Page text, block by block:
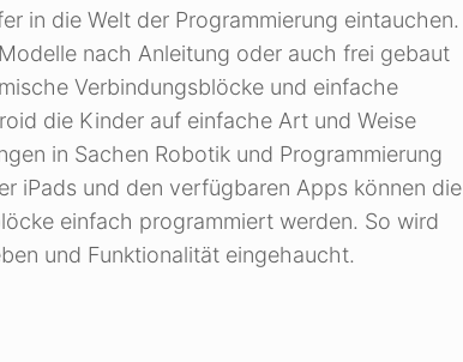
in die Welt der Programmierung eintauchen.
nach Anleitung oder auch frei gebaut
Verbindungsblöcke und einfache
die Kinder auf einfache Art und Weise
in Sachen Robotik und Programmierung
iPads und den verfügbaren Apps können die
einfach programmiert werden. So wird
und Funktionalität eingehaucht.